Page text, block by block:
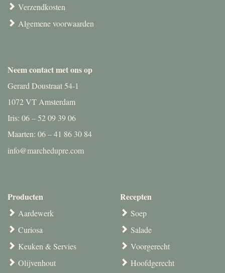
Verzendkosten
Algemene voorwaarden
Neem contact met ons op
Gerard Doustraat 54-1
1072 VT Amsterdam
Iris: 06 – 52 09 39 06
Maarten: 06 – 41 86 30 84
info@marchedupre.com
Producten
Aardewerk
Curiosa
Keuken & Servies
Olijvenhout
Recepten
Soep
Salade
Voorgerecht
Hoofdgerecht